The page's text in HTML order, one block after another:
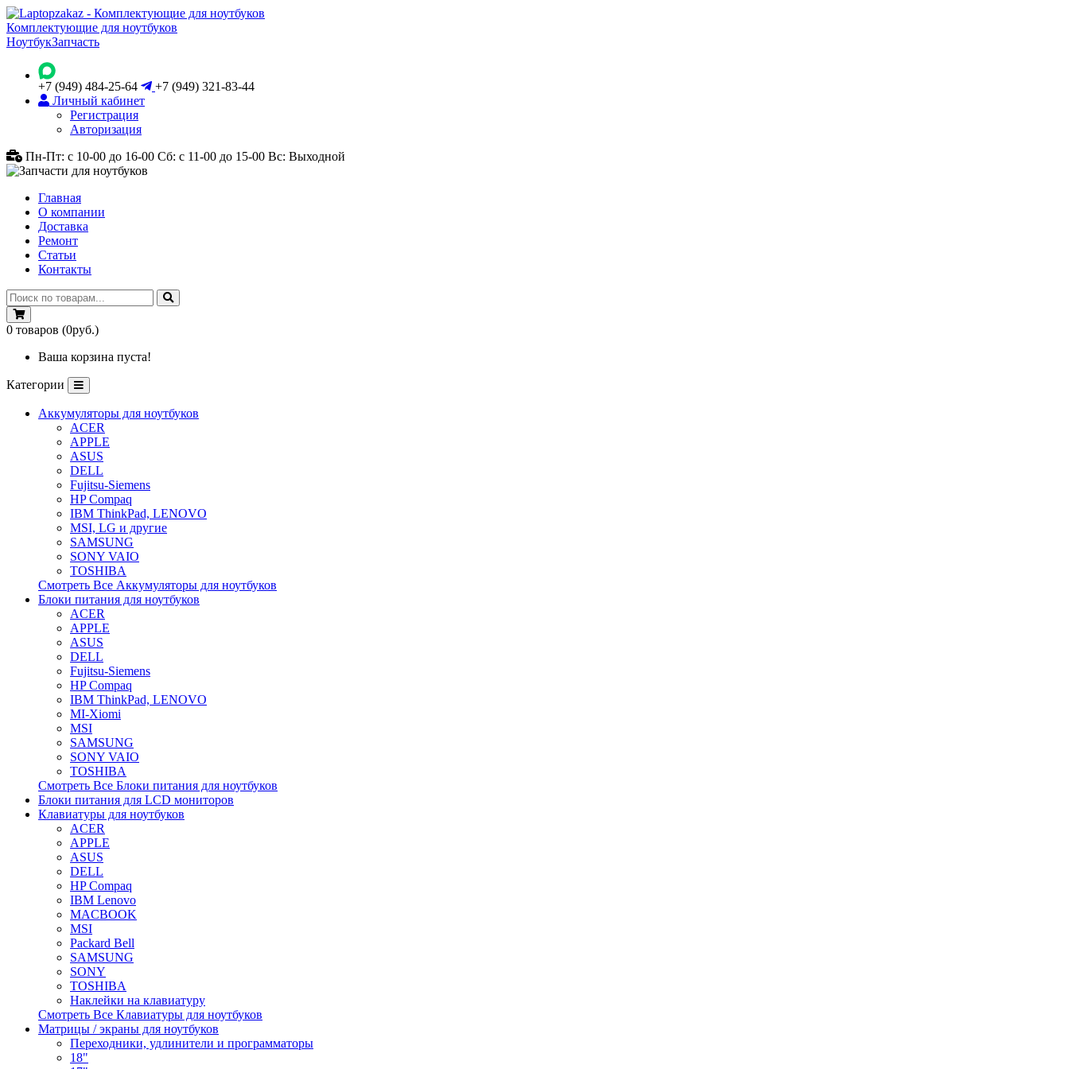
Комплектующие для ноутбуков
НоутбукЗапчасть
+7 (949) 484-25-64
+7 (949) 321-83-44
Личный кабинет
Регистрация
Авторизация
Пн-Пт: с 10-00 до 16-00 Сб: с 11-00 до 15-00 Вс: Выходной
Главная
О компании
Доставка
Ремонт
Статьи
Контакты
0 товаров (0руб.)
Ваша корзина пуста!
Категории
Аккумуляторы для ноутбуков
ACER
APPLE
ASUS
DELL
Fujitsu-Siemens
HP Compaq
IBM ThinkPad, LENOVO
MSI, LG и другие
SAMSUNG
SONY VAIO
TOSHIBA
Смотреть Все Аккумуляторы для ноутбуков
Блоки питания для ноутбуков
ACER
APPLE
ASUS
DELL
Fujitsu-Siemens
HP Compaq
IBM ThinkPad, LENOVO
MI-Xiomi
MSI
SAMSUNG
SONY VAIO
TOSHIBA
Смотреть Все Блоки питания для ноутбуков
Блоки питания для LCD мониторов
Клавиатуры для ноутбуков
ACER
APPLE
ASUS
DELL
HP Compaq
IBM Lenovo
MACBOOK
MSI
Packard Bell
SAMSUNG
SONY
TOSHIBA
Наклейки на клавиатуру
Смотреть Все Клавиатуры для ноутбуков
Матрицы / экраны для ноутбуков
Переходники, удлинители и программаторы
18"